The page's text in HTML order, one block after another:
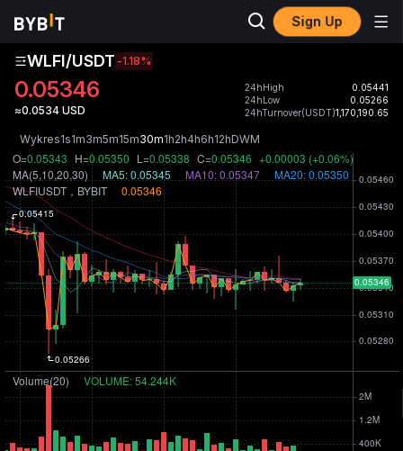
Sign Up
WLFI/USDT -1.18%
0.05346
≈0.0534 USD
24hHigh
0.05441
24hLow
0.05266
24hTurnover(USDT)1,170,190.65
Wykres1s1m3m5m15m30m1h2h4h6h12hDWM